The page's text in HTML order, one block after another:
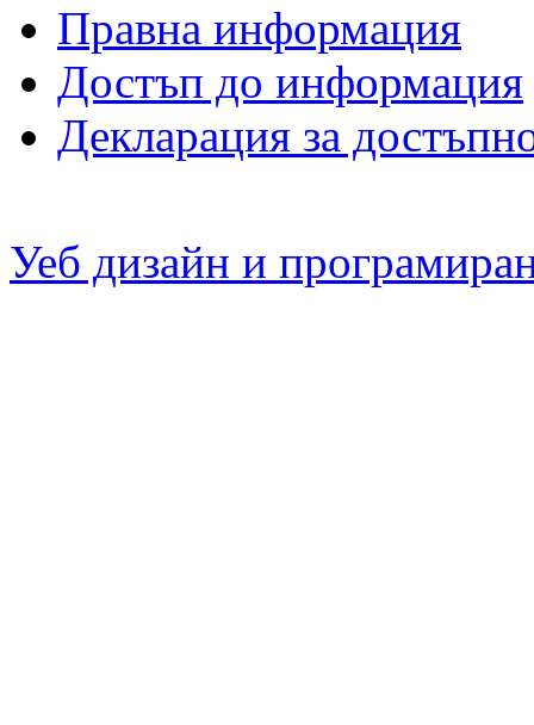
Правна информация
Достъп до информация
Декларация за
Уеб дизайн и